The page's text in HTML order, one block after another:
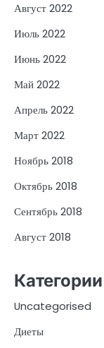
Август 2022
Июль 2022
Июнь 2022
Май 2022
Апрель 2022
Март 2022
Ноябрь 2018
Октябрь 2018
Сентябрь 2018
Август 2018
Категории
Uncategorised
Диеты